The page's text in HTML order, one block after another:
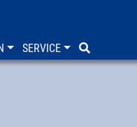
SERVICE